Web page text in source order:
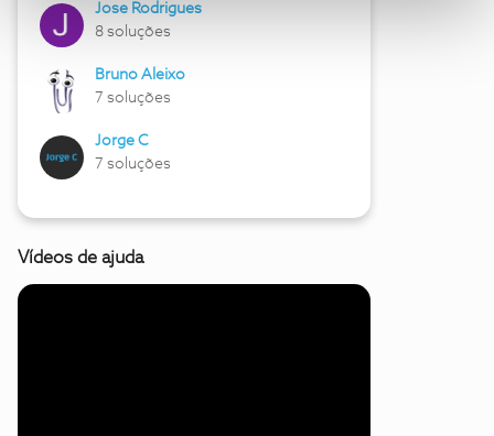
Jose Rodrigues
8 soluções
Bruno Aleixo
7 soluções
Jorge C
7 soluções
Vídeos de ajuda